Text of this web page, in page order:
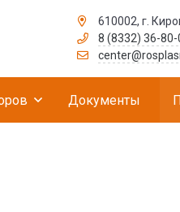
610002, г.
8 (8332) 36-80-
Документы